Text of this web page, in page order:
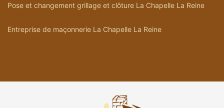
Pose et changement grillage et clôture La Chapelle La Reine
Entreprise de maçonnerie La Chapelle La Reine